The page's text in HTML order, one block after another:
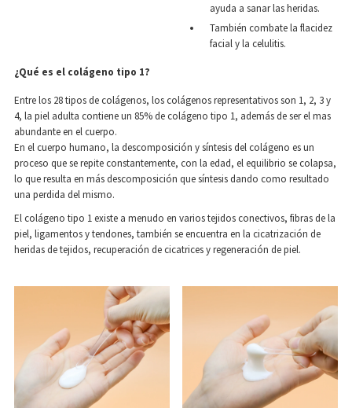
ayuda a sanar las heridas.
También combate la flacidez
facial y la celulitis.
¿Qué es el colágeno tipo 1?
Entre los 28 tipos de colágenos, los colágenos representativos son 1, 2, 3 y
4, la piel adulta contiene un 85% de colágeno tipo 1, además de ser el mas
abundante en el cuerpo.
En el cuerpo humano, la descomposición y síntesis del colágeno es un
proceso que se repite constantemente, con la edad, el equilibrio se colapsa,
lo que resulta en más descomposición que síntesis dando como resultado
una perdida del mismo.
El colágeno tipo 1 existe a menudo en varios tejidos conectivos, fibras de la
piel, ligamentos y tendones, también se encuentra en la cicatrización de
heridas de tejidos, recuperación de cicatrices y regeneración de piel.